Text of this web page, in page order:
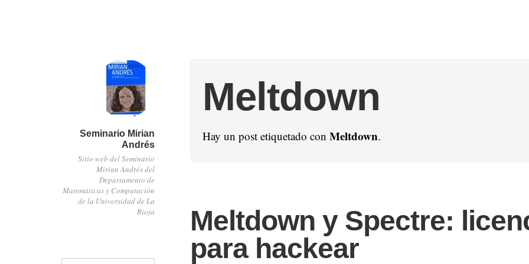
Seminario Mirian
Andrés
Sitio web del Seminario
Mirian Andrés del
Departamento de
Matemáticas y Computación
de la Universidad de La
Rioja
Meltdown
Hay un post etiquetado con Meltdown.
Meltdown y Spectre:
para hackear